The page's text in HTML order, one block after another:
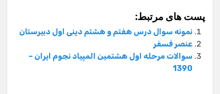
پست های مرتبط:
نمونه سوال درس هفتم و هشتم دینی اول دبیرستان
عنصر فسفر
سوالات مرحله اول هشتمین المپیاد نجوم ایران –
1390